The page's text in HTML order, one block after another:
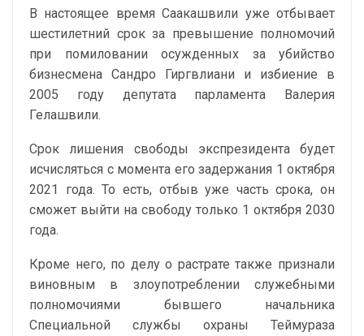
В настоящее время Саакашвили уже отбывает
шестилетний срок за превышение полномочий
при помиловании осужденных за убийство
бизнесмена Сандро Гиргвлиани и избиение в
2005 году депутата парламента Валерия
Гелашвили.
Срок лишения свободы экспрезидента будет
исчисляться с момента его задержания 1 октября
2021 года. То есть, отбыв уже часть срока, он
сможет выйти на свободу только 1 октября 2030
года.
Кроме него, по делу о растрате также признали
виновным в злоупотреблении служебными
полномочиями бывшего начальника
Специальной службы охраны Теймураза